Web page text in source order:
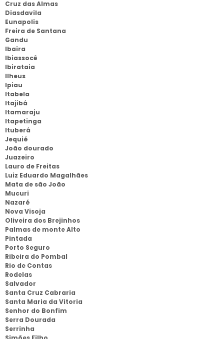
Cruz das Almas
Diasdavila
Eunapolis
Freira de Santana
Gandu
Ibaira
Ibiassocê
Ibirataia
Ilheus
Ipiau
Itabela
Itajibá
Itamaraju
Itapetinga
Ituberá
Jequié
João dourado
Juazeiro
Lauro de Freitas
Luiz Eduardo Magalhães
Mata de são João
Mucuri
Nazaré
Nova Visoja
Oliveira dos Brejinhos
Palmas de monte Alto
Pintada
Porto Seguro
Ribeira do Pombal
Rio de Contas
Rodelas
Salvador
Santa Cruz Cabraria
Santa Maria da Vitoria
Senhor do Bonfim
Serra Dourada
Serrinha